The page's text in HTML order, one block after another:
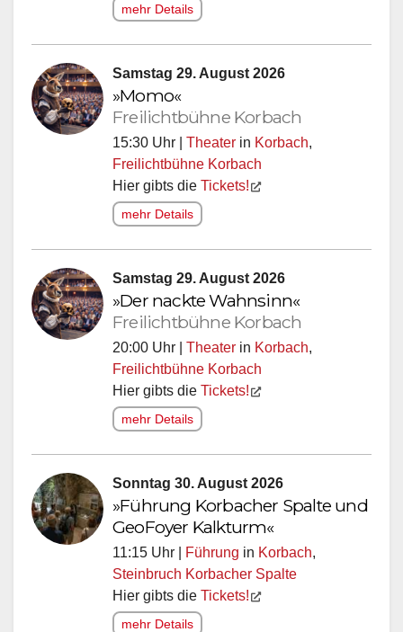
mehr Details
Samstag 29. August 2026
»Momo«
Freilichtbühne Korbach
15:30 Uhr | Theater in Korbach,
Freilichtbühne Korbach
Hier gibts die Tickets!
mehr Details
Samstag 29. August 2026
»Der nackte Wahnsinn«
Freilichtbühne Korbach
20:00 Uhr | Theater in Korbach,
Freilichtbühne Korbach
Hier gibts die Tickets!
mehr Details
Sonntag 30. August 2026
»Führung Korbacher Spalte und
GeoFoyer Kalkturm«
11:15 Uhr | Führung in Korbach,
Steinbruch Korbacher Spalte
Hier gibts die Tickets!
mehr Details